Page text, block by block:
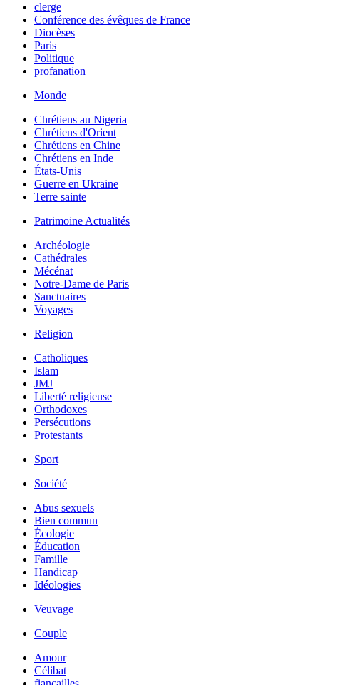
clerge
Conférence des évêques de France
Diocèses
Paris
Politique
profanation
Monde
Chrétiens au Nigeria
Chrétiens d'Orient
Chrétiens en Chine
Chrétiens en Inde
États-Unis
Guerre en Ukraine
Terre sainte
Patrimoine Actualités
Archéologie
Cathédrales
Mécénat
Notre-Dame de Paris
Sanctuaires
Voyages
Religion
Catholiques
Islam
JMJ
Liberté religieuse
Orthodoxes
Persécutions
Protestants
Sport
Société
Abus sexuels
Bien commun
Écologie
Éducation
Famille
Handicap
Idéologies
Veuvage
Couple
Amour
Célibat